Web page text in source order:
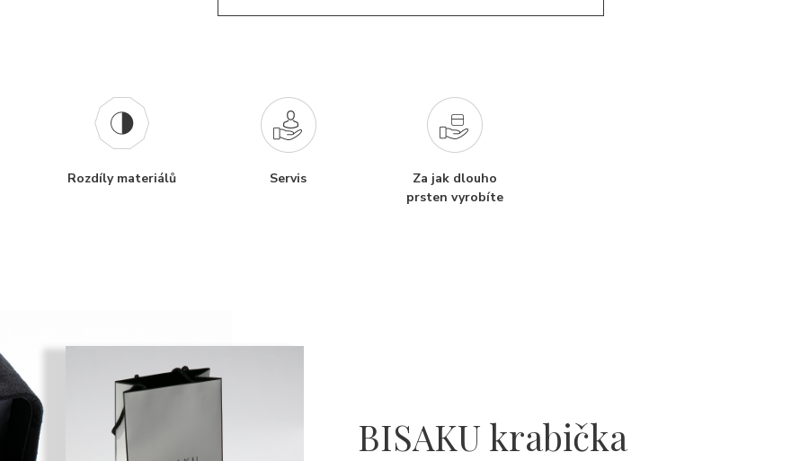
Rozdíly materiálů Servis
Za jak dlouho
prsten vyrobíte
BISAKU krabička